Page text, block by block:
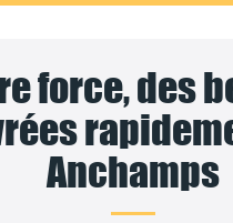
force, des
Anchamps